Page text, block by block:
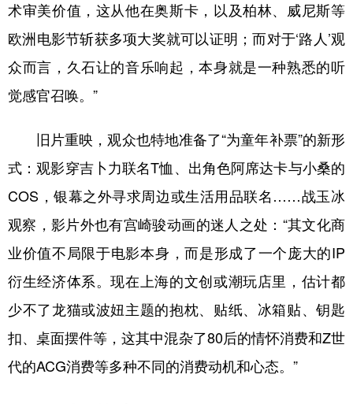
术审美价值，这从他在奥斯卡，以及柏林、威尼斯等
欧洲电影节斩获多项大奖就可以证明；而对于‘路人’观
众而言，久石让的音乐响起，本身就是一种熟悉的听
觉感官召唤。”
旧片重映，观众也特地准备了“为童年补票”的新形
式：观影穿吉卜力联名T恤、出角色阿席达卡与小桑的
COS，银幕之外寻求周边或生活用品联名……战玉冰
观察，影片外也有宫崎骏动画的迷人之处：“其文化商
业价值不局限于电影本身，而是形成了一个庞大的IP
衍生经济体系。现在上海的文创或潮玩店里，估计都
少不了龙猫或波妞主题的抱枕、贴纸、冰箱贴、钥匙
扣、桌面摆件等，这其中混杂了80后的情怀消费和Z世
代的ACG消费等多种不同的消费动机和心态。”